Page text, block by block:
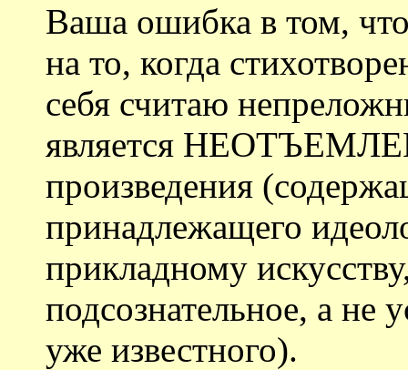
Ваша ошибка в том,
на то, когда
себя считаю
является
произведения
принадлежащего
прикладному
подсознательное, а не
уже известного).